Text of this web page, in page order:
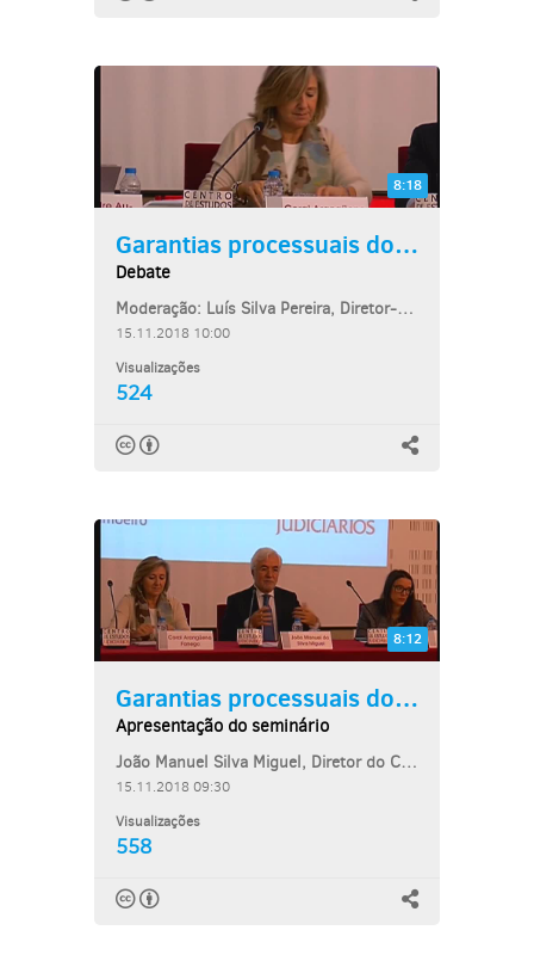
8:18
Garantias processuais dos...
Debate
Moderação: Luís Silva Pereira, Diretor-Adjunto do Centro de Estudos Judiciários
15.11.2018 10:00
Visualizações
524
8:12
Garantias processuais dos...
Apresentação do seminário
João Manuel Silva Miguel, Diretor do Centro de Estudos Judiciários
15.11.2018 09:30
Visualizações
558